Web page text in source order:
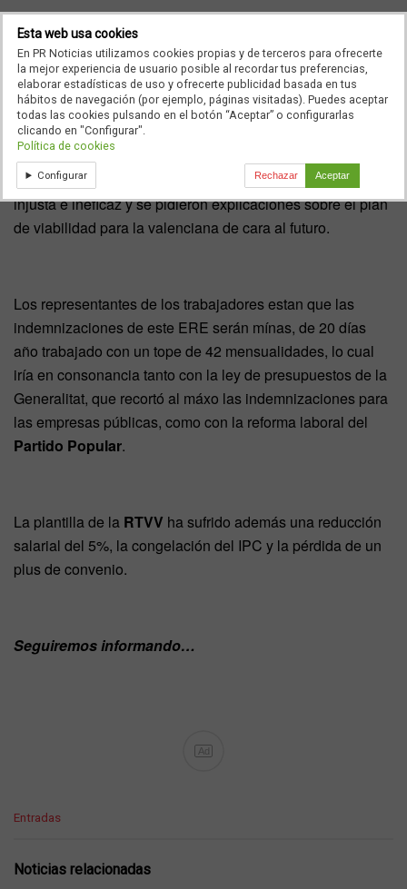
A mediados del mes de febrero
secretario general de Comisiones Obreras, yPaco Molina
secretario general del sindicato en la Comunidad
Valenciana,presentaron un escrito ante la Generalitat
en rechazo al ERE en el que se defendía la necesidad de
una RTVV de calidad que de un buen servicio público. Se
recordó aFabra
que plantar un ERE es una medida
injusta e ineficaz y se pidieron explicaciones sobre el plan
de viabilidad para la valenciana de cara al futuro.
Los representantes de los trabajadores estan que las
indemnizaciones de este ERE serán mínas, de 20 días
año trabajado con un tope de 42 mensualidades, lo cual
iría en consonancia tanto con la ley de presupuestos de la
Generalitat, que recortó al máxo las indemnizaciones para
las empresas públicas, como con la reforma laboral del
Partido Popular.
La plantilla de la RTVV ha sufrido además una reducción
salarial del 5%, la congelación del IPC y la pérdida de un
plus de convenio.
Seguiremos informando…
Ad
C
e
Entradas
Noticias relacionadas
Esta web usa cookies
En PR Noticias utilizamos cookies propias y de terceros para ofrecerte
la mejor experiencia de usuario posible al recordar tus preferencias,
elaborar estadísticas de uso y ofrecerte publicidad basada en tus
hábitos de navegación (por ejemplo, páginas visitadas). Puedes aceptar
todas las cookies pulsando en el botón “Aceptar” o configurarlas
clicando en "Configurar".
Política de cookies
Configurar Rechazar Aceptar